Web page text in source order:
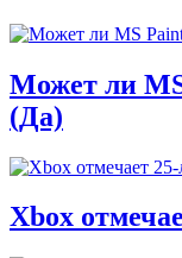
Может ли
(Да)
Xbox